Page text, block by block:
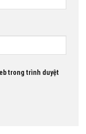
trong trình duyệt